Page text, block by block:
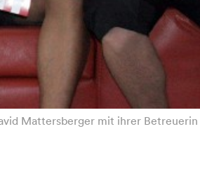
Mattersberger mit ihrer